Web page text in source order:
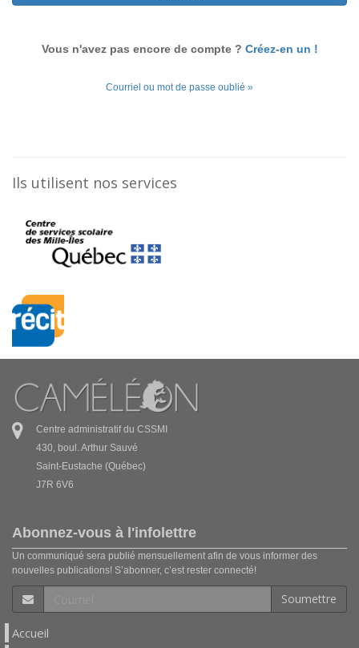
Vous n'avez pas encore de compte ? Créez-en un !
Courriel ou mot de passe oublié »
Ils utilisent nos services
Centre administratif du CSSMI
430, boul. Arthur Sauvé
Saint-Eustache (Québec)
J7R 6V6
Abonnez-vous à l'infolettre
Un communiqué sera publié mensuellement afin de vous informer des
nouvelles publications! S’abonner, c’est rester connecté!
Soumettre
Accueil